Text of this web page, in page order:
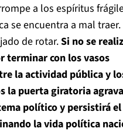
a los espíritus
se encuentra a mal
de rotar.Si no se
terminar con los vasos
la actividad pública y
la puerta giratoria
político y persistirá
la vida política